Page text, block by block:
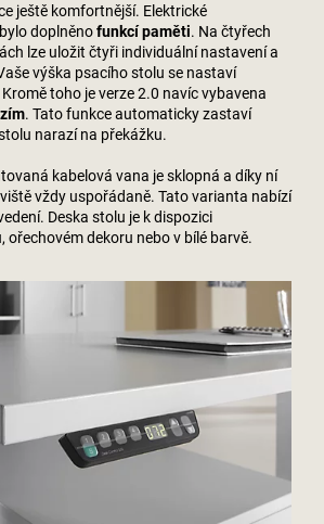
ještě komfortnější. Elektrické
doplněnofunkcí paměti. Na čtyřech
lze uložit čtyři individuální nastavení a
výška psacího stolu se nastaví
toho je verze 2.0 navíc vybavena
. Tato funkce automaticky zastaví
narazí na překážku.
kabelová vana je sklopná a díky ní
vždy uspořádaně. Tato varianta nabízí
Deska stolu je k dispozici
ořechovém dekoru nebo v bílé barvě.